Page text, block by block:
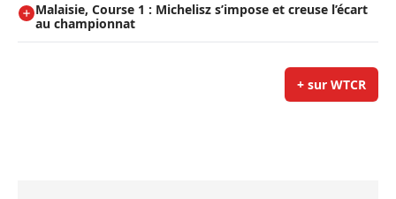
Malaisie, Course 1 : Michelisz s’impose et creuse l’écart
au championnat
+ sur WTCR